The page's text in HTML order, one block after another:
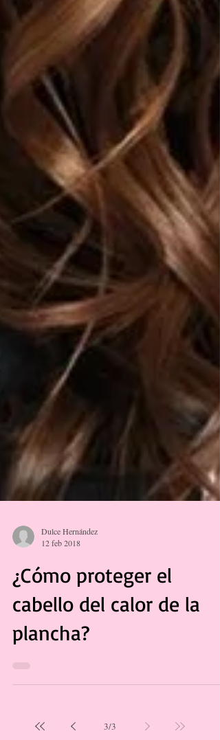
12 feb 2018
¿Cómo proteger el
cabello del calor de la